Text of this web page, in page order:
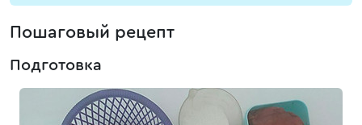
Пошаговый рецепт
Подготовка